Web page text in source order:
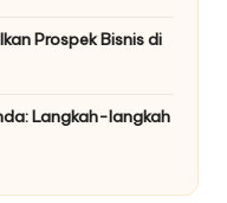
Prospek Bisnis di
Langkah-langkah